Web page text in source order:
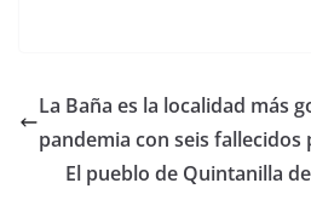
La Baña es la localidad más
pandemia con seis
El pueblo de Quintanilla